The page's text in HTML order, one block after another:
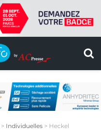
> Individuelles > Heckel